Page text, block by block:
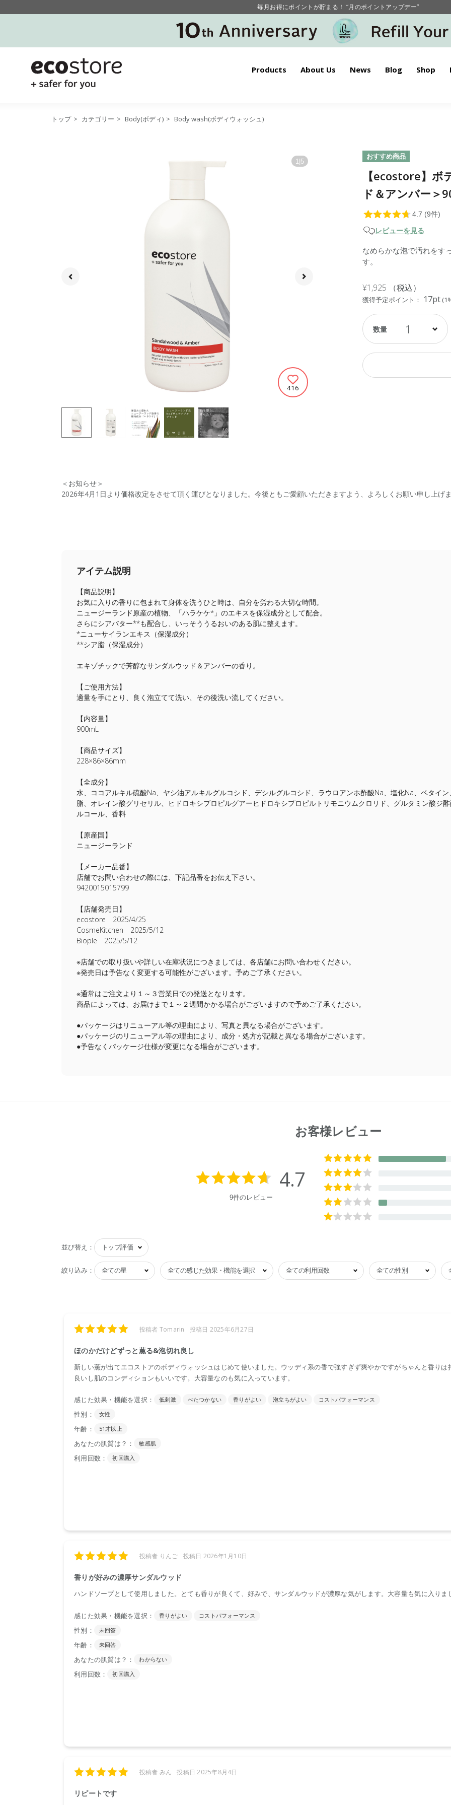
毎月お得にポイントが貯まる！ “月のポイントアップデー”
【重要】お盆期間中のお問い合わせと商品配送に関しまして
毎月お得にポイントが貯まる！ “月のポイントアップデー”
Products About Us News Blog Shop
トップ > カテゴリー > Body(ボディ) > Body wash(ボディウォッシュ)
1 |5
416
おすすめ商品
【ecostore】ボ
ド＆アンバー＞
レビューを見る
なめらかな泡で汚れをす
す。
¥1,925 （税込）
獲得予定ポイント： 17pt
1
＜お知らせ＞
2026年4月1日より価格改定をさせて頂く運びとなりました。今後ともご愛顧いただきますよう、よろしくお願い申し上げ
アイテム説明
【商品説明】
お気に入りの香りに包まれて身体を洗うひと時は、自分を労わる大切な時間。
ニュージーランド原産の植物、「ハラケケ*」のエキスを保湿成分として配合。
さらにシアバター**も配合し、いっそううるおいのある肌に整えます。
*ニューサイランエキス（保湿成分）
**シア脂（保湿成分）
エキゾチックで芳醇なサンダルウッド＆アンバーの香り。
【ご使用方法】
適量を手にとり、良く泡立てて洗い、その後洗い流してください。
【内容量】
900mL
【商品サイズ】
228×86×86mm
【全成分】
水、ココアルキル硫酸Na、ヤシ油アルキルグルコシド、デシルグルコシド、ラウロアンホ酢酸Na、塩化Na、ベタイ
脂、オレイン酸グリセリル、ヒドロキシプロピルグアーヒドロキシプロピルトリモニウムクロリド、グルタミン酸ジ
ルコール、香料
【原産国】
ニュージーランド
【メーカー品番】
店舗でお問い合わせの際には、下記品番をお伝え下さい。
9420015015799
【店舗発売日】
ecostore 2025/4/25
CosmeKitchen 2025/5/12
Biople 2025/5/12
※店舗での取り扱いや詳しい在庫状況につきましては、各店舗にお問い合わせください。
※発売日は予告なく変更する可能性がございます。予めご了承ください。
※通常はご注文より１～３営業日での発送となります。
商品によっては、お届けまで１～２週間かかる場合がございますので予めご了承ください。
●パッケージはリニューアル等の理由により、写真と異なる場合がございます。
●パッケージのリニューアル等の理由により、成分・処方が記載と異なる場合がございます。
●予告なくパッケージ仕様が変更になる場合がございます。
お客様レビュー